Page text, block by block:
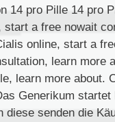
14 pro Pille 14 pro
a free nowait
online, start a
learn more
learn more about.
Generikum
senden die